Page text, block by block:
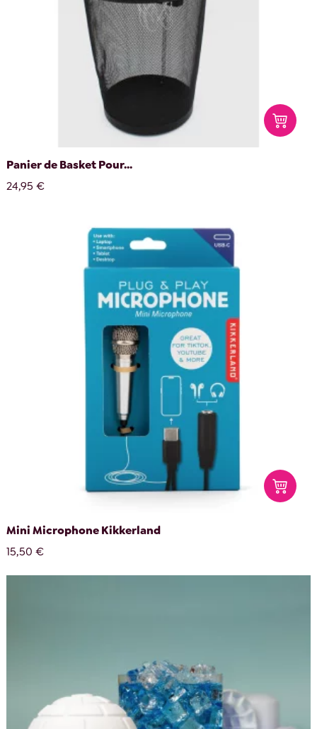
Panier de Basket Pour...
24,95 €
Mini Microphone Kikkerland
15,50 €